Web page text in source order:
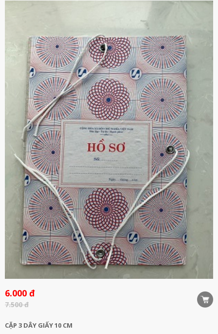
6.000 đ
7.500 đ
CẶP 3 DÂY GIẤY 10 CM